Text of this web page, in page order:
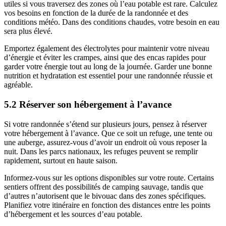
utiles si vous traversez des zones où l’eau potable est rare. Calculez
vos besoins en fonction de la durée de la randonnée et des
conditions météo. Dans des conditions chaudes, votre besoin en eau
sera plus élevé.
Emportez également des électrolytes pour maintenir votre niveau
d’énergie et éviter les crampes, ainsi que des encas rapides pour
garder votre énergie tout au long de la journée. Garder une bonne
nutrition et hydratation est essentiel pour une randonnée réussie et
agréable.
5.2 Réserver son hébergement à l’avance
Si votre randonnée s’étend sur plusieurs jours, pensez à réserver
votre hébergement à l’avance. Que ce soit un refuge, une tente ou
une auberge, assurez-vous d’avoir un endroit où vous reposer la
nuit. Dans les parcs nationaux, les refuges peuvent se remplir
rapidement, surtout en haute saison.
Informez-vous sur les options disponibles sur votre route. Certains
sentiers offrent des possibilités de camping sauvage, tandis que
d’autres n’autorisent que le bivouac dans des zones spécifiques.
Planifiez votre itinéraire en fonction des distances entre les points
d’hébergement et les sources d’eau potable.